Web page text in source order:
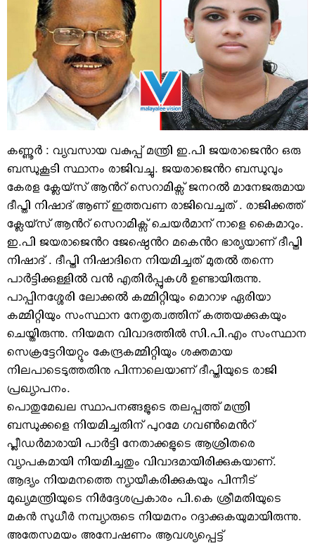
COOKERY
KARSHAKAN
TOURS & TRAVEL
GREETINGS
CLASSIFIEDS
കണ്ണൂർ : വ്യവസായ വകുപ്പ് മന്ത്രി ഇ.പി ജയരാജെൻറ ഒരു
ബന്ധുകൂടി സ്ഥാനം രാജിവച്ചു. ജയരാജെൻറ ബന്ധുവും
കേരള ക്ലേയ്സ് ആൻറ് സെറാമിക്സ് ജനറൽ മാനേജരുമായ
ദീപ്തി നിഷാദ് ആണ് ഇത്തവണ രാജിവെച്ചത് . രാജിക്കത്ത്
ക്ലേയ്സ് ആൻറ് സെറാമിക്സ് ചെയർമാന് നാളെ കൈമാറും.
ഇ.പി ജയരാജെൻറ ജേഷ്ഠെൻറ മകെൻറ ഭാര്യയാണ് ദീപ്തി
നിഷാദ് . ദീപ്തി നിഷാദിനെ നിയമിച്ചത് മുതൽ തന്നെ
പാർട്ടിക്കുള്ളിൽ വൻ എതിർപ്പുകൾ ഉണ്ടായിരുന്നു.
പാപ്പിനശ്ശേരി ലോക്കൽ കമ്മിറ്റിയും മൊറാഴ ഏരിയാ
കമ്മിറ്റിയും സംസ്ഥാന നേതൃത്വത്തിന് കത്തയക്കുകയും
ചെയ്തിരുന്നു. നിയമന വിവാദത്തില്‍ സി.പി.എം സംസ്ഥാന
സെക്രട്ടേറിയറ്റും കേന്ദ്രകമ്മിറ്റിയും ശക്തമായ
നിലപാടെടുത്തതിനു പിന്നാലെയാണ് ദീപ്തിയുടെ രാജി
പ്രഖ്യാപനം.
പൊതുമേഖല സ്ഥാപനങ്ങളുടെ തലപ്പത്ത് മന്ത്രി
ബന്ധുക്കളെ നിയമിച്ചതിന് പുറമേ ഗവൺമെൻറ്
പ്ലീഡർമാരായി പാർട്ടി നേതാക്കളുടെ ആശ്രിതരെ
വ്യാപകമായി നിയമിച്ചതും വിവാദമായിരിക്കുകയാണ്.
ആദ്യം നിയമനത്തെ ന്യായീകരിക്കുകയും പിന്നീട്
മുഖ്യമന്ത്രിയുടെ നിര്‍ദ്ദേശപ്രകാരം പി.കെ ശ്രീമതിയുടെ
മകന്‍ സുധീര്‍ നമ്പ്യാരുടെ നിയമനം റദ്ദാക്കുകയുമായിരുന്നു.
അതേസമയം അന്വേഷണം ആവശ്യപ്പെട്ട്